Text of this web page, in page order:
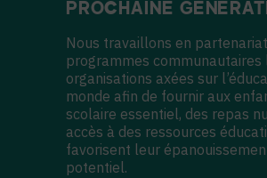
PROCHAINE
Nous travaillons en
programmes communautaires
organisations axées sur
monde afin de fournir aux
scolaire essentiel, des repas
accès à des ressources
favorisent leur
potentiel.